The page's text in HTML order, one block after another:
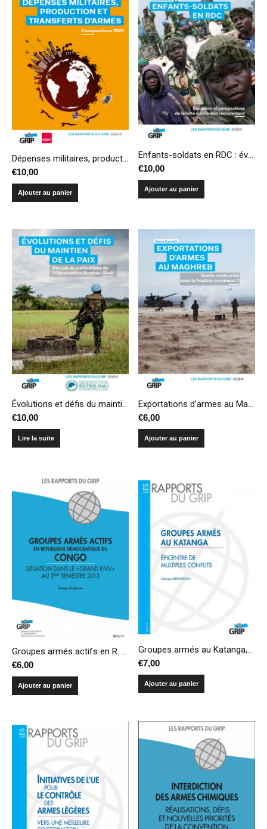
Dépenses militaires, production et transferts d’armes – Compendium 2020
€10,00
Ajouter au panier
Enfants-soldats en RDC : évolution et perspectives de la lutte contre leur recrutement
€10,00
Ajouter au panier
Évolutions et défis du maintien de la paix. Recueil de publications de l’Observatoire Boutros-Ghali
€10,00
Lire la suite
Exportations d’armes au Maghreb : quelle conformité avec la Position commune?
€6,00
Ajouter au panier
€6,00
Ajouter au panier
Groupes armés au Katanga, épicentre de multiples conflits
€7,00
Ajouter au panier